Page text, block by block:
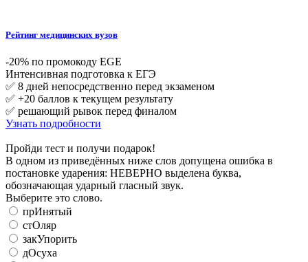
Рейтинг медицинских вузов
-20% по промокоду EGE
Интенсивная подготовка к ЕГЭ
✅ 8 дней непосредственно перед экзаменом
✅ +20 баллов к текущем результату
✅ решающий рывок перед финалом
Узнать подробности
Пройди тест и получи подарок!
В одном из приведённых ниже слов допущена ошибка в
постановке ударения: НЕВЕРНО выделена буква,
обозначающая ударный гласный звук.
Выберите это слово.
прИнятый
стОляр
закУпорить
дОсуха